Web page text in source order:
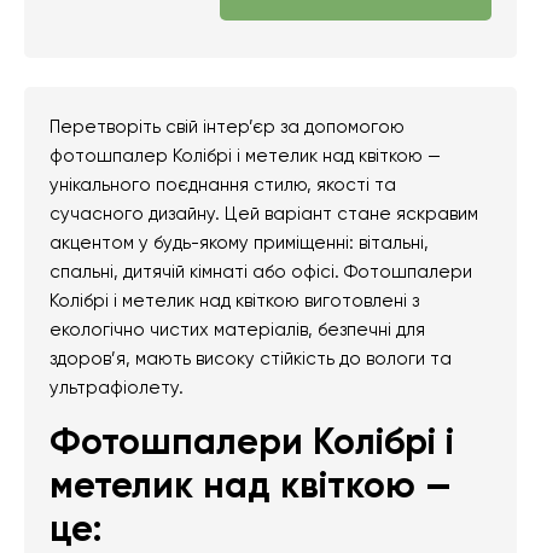
Перетворіть свій інтер’єр за допомогою
фотошпалер Колібрі і метелик над квіткою —
унікального поєднання стилю, якості та
сучасного дизайну. Цей варіант стане яскравим
акцентом у будь-якому приміщенні: вітальні,
спальні, дитячій кімнаті або офісі. Фотошпалери
Колібрі і метелик над квіткою виготовлені з
екологічно чистих матеріалів, безпечні для
здоров’я, мають високу стійкість до вологи та
ультрафіолету.
Фотошпалери Колібрі і
метелик над квіткою —
це: